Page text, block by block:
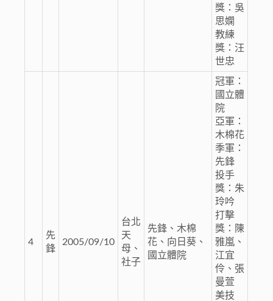
獎：吳
思嫻
教練
獎：汪
世忠
4
先
鋒
2005/09/10
台北
天
母、
社子
先鋒、木棉
花、向日葵、
國立體院
冠軍：
國立體
院
亞軍：
木棉花
季軍：
先鋒
投手
獎：朱
玲吟
打擊
獎：陳
雅嵐、
江宜
伶、張
曼萱
美技